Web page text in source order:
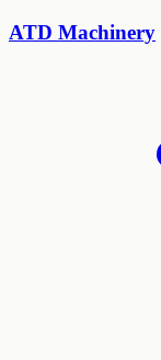
ATD Machinery